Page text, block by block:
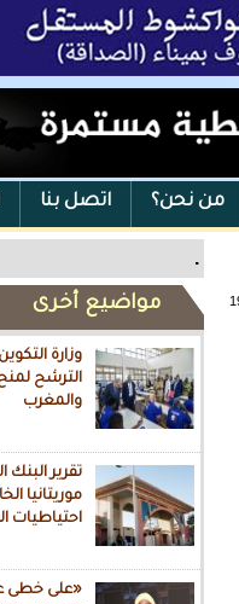
من نحن؟ اتصل بنا
.
مواضيع أخرى
وزارة
الترشح
والمغرب
تقرير البنك
احتياطيات
«على خطى